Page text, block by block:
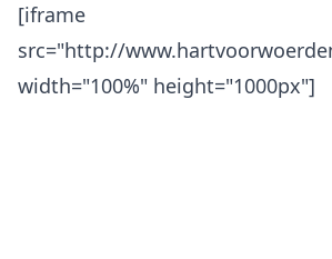
[iframe
src="http://
width="100%" height="1000px"]